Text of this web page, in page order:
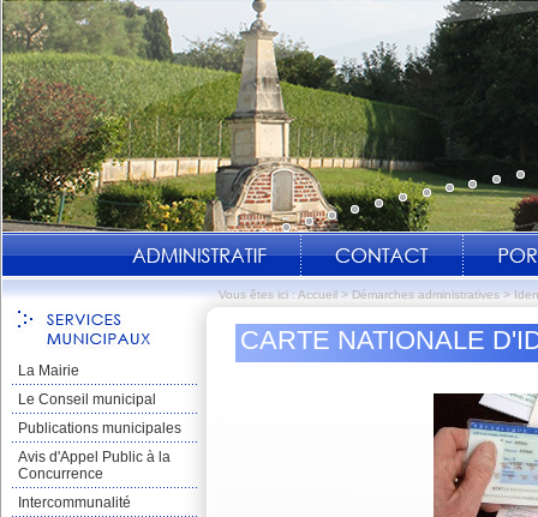
Vous êtes ici : Accueil > Démarches administratives >
La Mairie
Le Conseil municipal
Publications municipales
Avis d'Appel Public à la
Concurrence
Intercommunalité
CARTE NATIONALE